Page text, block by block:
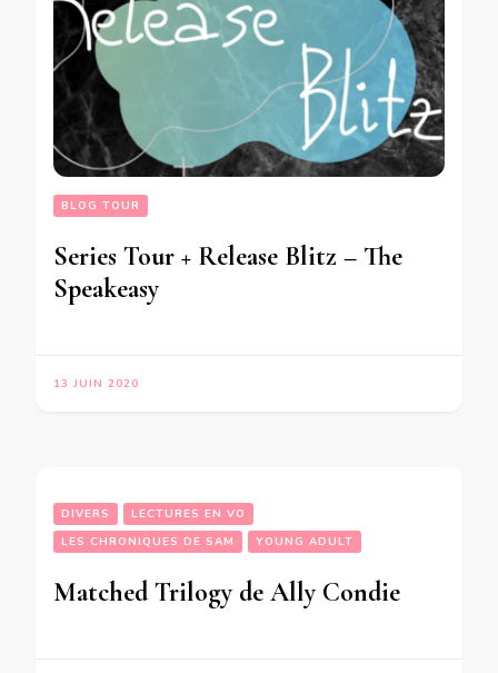
BLOG TOUR
Series Tour + Release Blitz – The
Speakeasy
13 JUIN 2020
DIVERS
LECTURES EN VO
LES CHRONIQUES DE SAM
YOUNG ADULT
Matched Trilogy de Ally Condie